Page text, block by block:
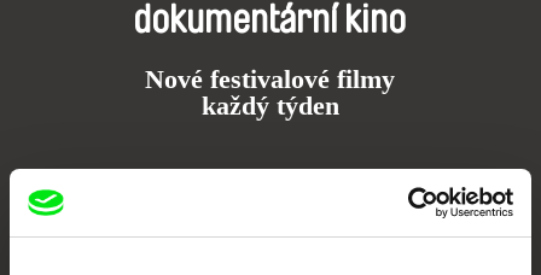
dokumentární kino
Nové festivalové filmy
každý týden
festivalů dokumentárního filmu sdružených do Doc Alliance. Naším cílem je
posouvat hranice dokumentárního filmu, propagovat jeho rozmanitost a
podporovat kvalitní autorské filmy.